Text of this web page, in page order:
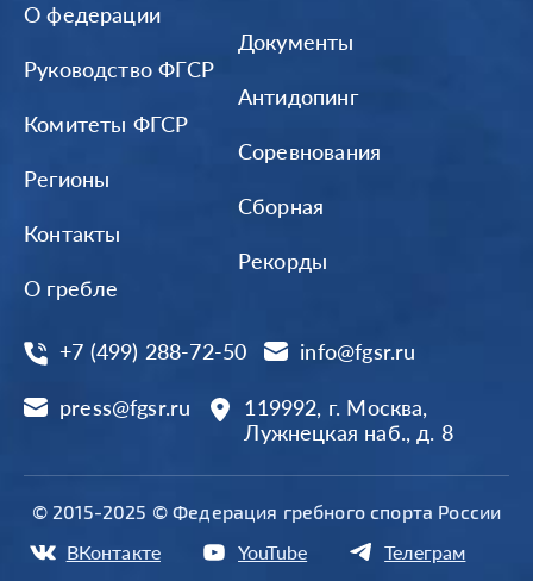
О федерации
Руководство ФГСР
Комитеты ФГСР
Регионы
Контакты
О гребле
Документы
Антидопинг
Соревнования
Сборная
Рекорды
+7 (499) 288-72-50 info@fgsr.ru
press@fgsr.ru
119992, г. Москва,
Лужнецкая наб., д. 8
© 2015-2025 © Федерация гребного спорта России
ВКонтакте YouTube Телеграм